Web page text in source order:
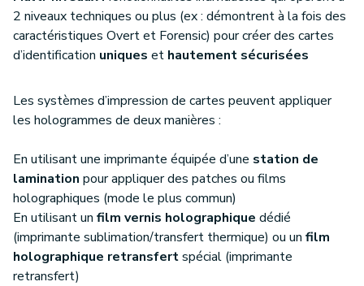
2 niveaux techniques ou plus (ex : démontrent à la fois des
caractéristiques Overt et Forensic) pour créer des cartes
d’identification uniques et hautement sécurisées
Les systèmes d’impression de cartes peuvent appliquer
les hologrammes de deux manières :
En utilisant une imprimante équipée d’une station de
lamination pour appliquer des patches ou films
holographiques (mode le plus commun)
En utilisant un film vernis holographique dédié
(imprimante sublimation/transfert thermique) ou un film
holographique retransfertspécial (imprimante
retransfert)